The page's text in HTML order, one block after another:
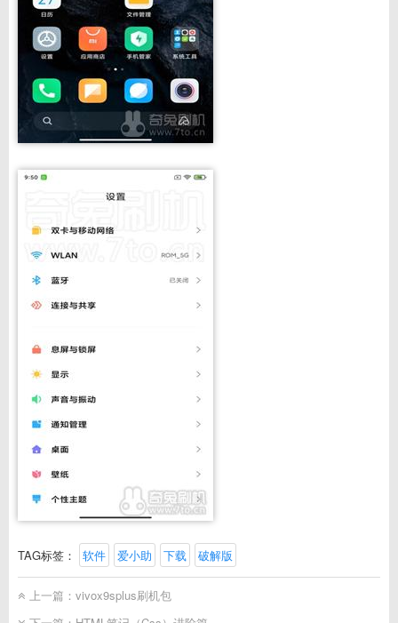
TAG标签： 软件 爱小助 下载 破解版
上一篇： vivox9splus刷机包